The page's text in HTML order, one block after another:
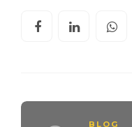
BLOG